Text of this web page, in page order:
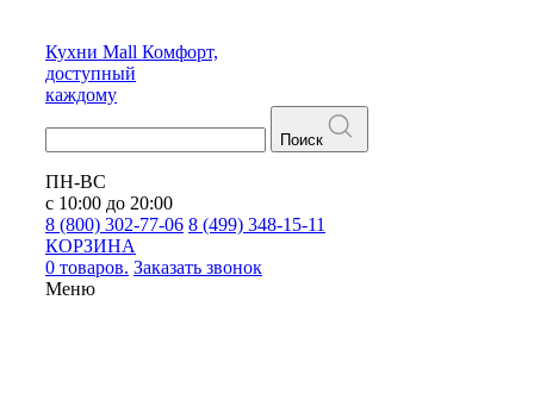
Кухни Mall Комфорт,
доступный
каждому
Поиск
ПН-ВС
с 10:00 до 20:00
8 (800) 302-77-06 8 (499) 348-15-11
КОРЗИНА
0 товаров. Заказать звонок
Меню